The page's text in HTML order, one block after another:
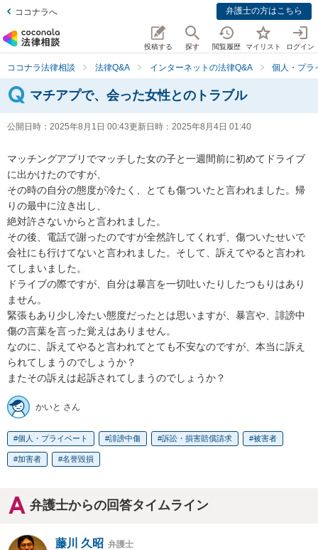
ココナラへ 弁護士の方はこちら
投稿する 探す 閲覧履歴 マイリスト ログイン
ココナラ法律相談 法律Q&A インターネットの法律Q&A 個人・プラ
マチアプで、会った女性とのトラブル
公開日時： 2025年8月1日 00:43更新日時： 2025年8月4日 01:40
マッチングアプリでマッチした女の子と一週間前に初めてドライブ
に出かけたのですが、
その時の自分の態度が冷たく、とても傷ついたと言われました。帰
りの最中に泣き出し、
絶対許さないからと言われました。
その後、電話で謝ったのですが全然許してくれず、傷ついたせいで
会社にも行けてないと言われました。そして、訴えてやると言われ
てしまいました。
ドライブの際ですが、自分は暴言を一切吐いたりしたつもりはあり
ません。
緊張もあり少し冷たい態度だったとは思いますが、暴言や、誹謗中
傷の言葉を言った覚えはありません。
なのに、訴えてやると言われてとても不安なのですが、本当に訴え
られてしまうのでしょうか？
またその訴えは起訴されてしまうのでしょうか？
かいと さん
個人・プライベート 誹謗中傷 訴訟・損害賠償請求 被害者
加害者 名誉毀損
弁護士からの回答タイムライン
藤川 久昭 弁護士